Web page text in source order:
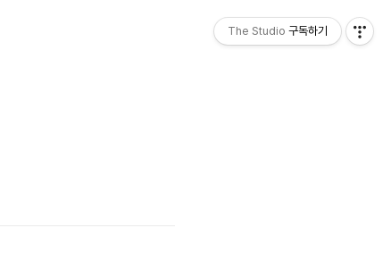
The Studio 구독하기